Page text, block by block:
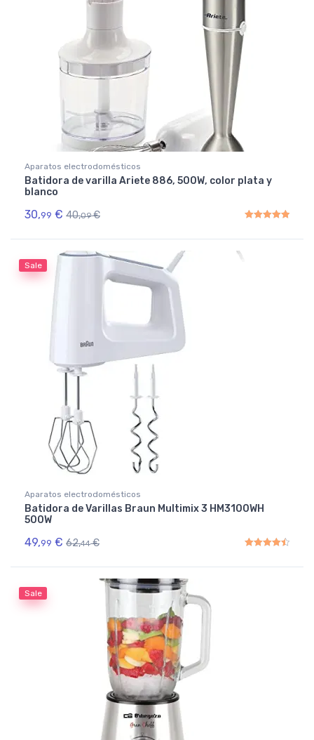
Aparatos electrodomésticos
Batidora de varilla Ariete 886, 500W, color plata y
blanco
30,99 € 40,09 €
Sale
Aparatos electrodomésticos
Batidora de Varillas Braun Multimix 3 HM3100WH
500W
49,99 € 62,44 €
Sale